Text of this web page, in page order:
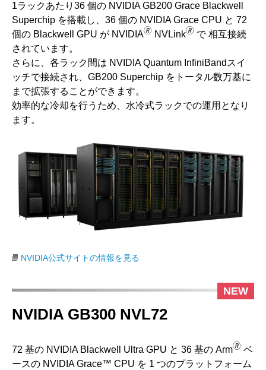
1ラックあたり36 個の NVIDIA GB200 Grace Blackwell
Superchip を搭載し、36 個の NVIDIA Grace CPU と 72
個の Blackwell GPU が NVIDIA🄬 NVLink🄬 で 相互接続
されています。
さらに、各ラック間は NVIDIA Quantum InfiniBandスイ
ッチで接続され、GB200 Superchip をトータル数万基に
まで拡張することができます。
効率的な冷却を行うため、水冷式ラックでの運用となり
ます。
NVIDIA公式サイトの情報を見る
NVIDIA GB300 NVL72
72 基の NVIDIA Blackwell Ultra GPU と 36 基の Arm🄬 ベ
ースの NVIDIA Grace™ CPU を 1 つのプラットフォーム